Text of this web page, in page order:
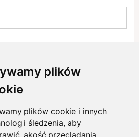
plików
plików cookie i innych
śledzenia, aby
jakość przeglądania
naszą politykę prywatności.